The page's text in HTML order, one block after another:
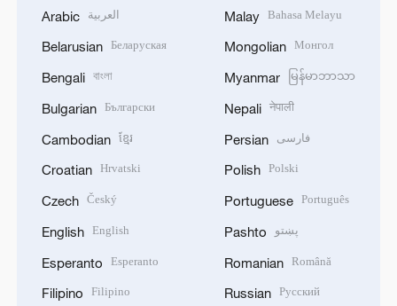
Arabic العربية
Belarusian Беларуская
Bengali বাংলা
Bulgarian Български
Cambodian ខ្មែរ
Croatian Hrvatski
Czech Český
English English
Esperanto Esperanto
Filipino Filipino
Malay Bahasa Melayu
Mongolian Монгол
Myanmar မြန်မာဘာသာ
Nepali नेपाली
Persian فارسی
Polish Polski
Portuguese Português
Pashto پښتو
Romanian Română
Russian Русский